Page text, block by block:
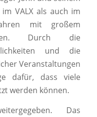
VALX als auch im
mit großem
Durch die
und die
Veranstaltungen
dafür, dass viele
werden können.
Das